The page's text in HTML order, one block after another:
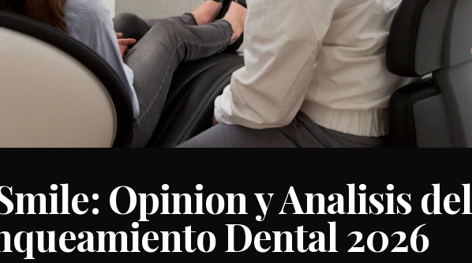
Opinion y Analisis del
Dental 2026